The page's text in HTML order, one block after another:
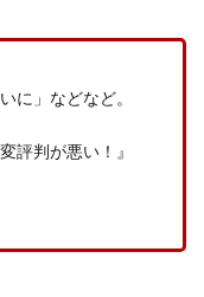
に」などなど。
評判が悪い！』